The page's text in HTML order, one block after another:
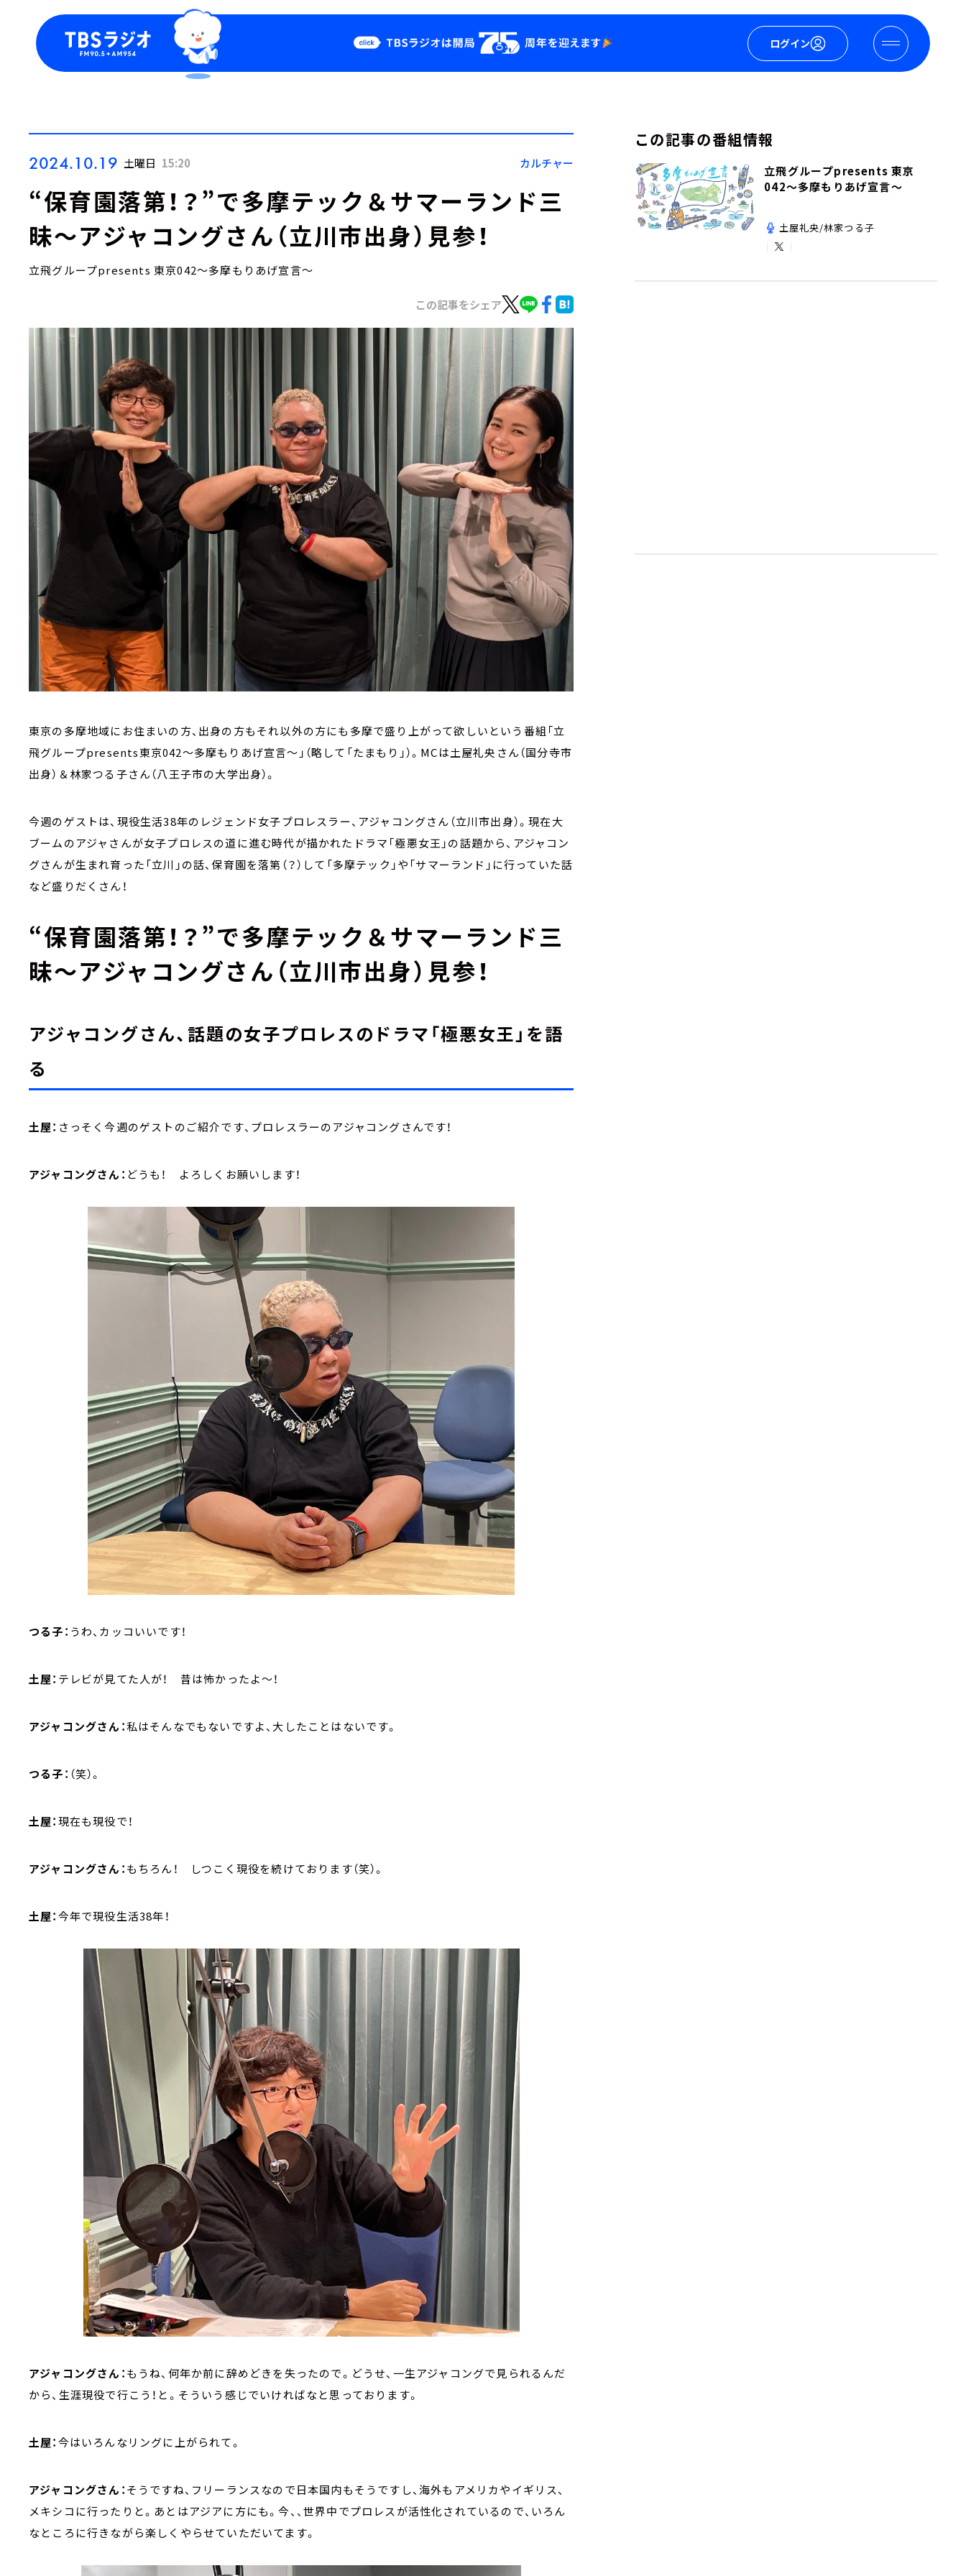
ログイン
Podcast
YouTube
2024.10.19 土曜日 15:20 カルチャー
“保育園落第！？”で多摩テック＆サマーランド三
昧～アジャコングさん（立川市出身）見参！
立飛グループpresents 東京042～多摩もりあげ宣言～
この記事をシェア
東京の多摩地域にお住まいの方、出身の方もそれ以外の方にも多摩で盛り上がって欲しいという番組「立
飛グループpresents東京042～多摩もりあげ宣言～」（略して「たまもり」）。MCは土屋礼央さん（国分寺市
出身）＆林家つる子さん（八王子市の大学出身）。
今週のゲストは、現役生活38年のレジェンド女子プロレスラー、アジャコングさん（立川市出身）。現在大
ブームのアジャさんが女子プロレスの道に進む時代が描かれたドラマ「極悪女王」の話題から、アジャコン
グさんが生まれ育った「立川」の話、保育園を落第（？）して「多摩テック」や「サマーランド」に行っていた話
など盛りだくさん！
“保育園落第！？”で多摩テック＆サマーランド三
昧～アジャコングさん（立川市出身）見参！
アジャコングさん、話題の女子プロレスのドラマ「極悪女王」を語
る
土屋： さっそく今週のゲストのご紹介です、プロレスラーのアジャコングさんです！
アジャコングさん： どうも！ よろしくお願いします！
つる子： うわ、カッコいいです！
土屋： テレビが見てた人が！ 昔は怖かったよ～！
アジャコングさん：私はそんなでもないですよ、大したことはないです。
つる子： （笑）。
土屋：現在も現役で！
アジャコングさん：もちろん！ しつこく現役を続けております（笑）。
土屋：今年で現役生活38年！
アジャコングさん：もうね、何年か前に辞めどきを失ったので。どうせ、一生アジャコングで見られるんだ
から、生涯現役で行こう！と。そういう感じでいければなと思っております。
土屋：今はいろんなリングに上がられて。
アジャコングさん：そうですね、フリーランスなので日本国内もそうですし、海外もアメリカやイギリス、
メキシコに行ったりと。あとはアジアに方にも。今、、世界中でプロレスが活性化されているので、いろん
なところに行きながら楽しくやらせていただいてます。
この記事の番組情報
立飛グループpresents 東京
042～多摩もりあげ宣言～
土屋礼央/林家つる子